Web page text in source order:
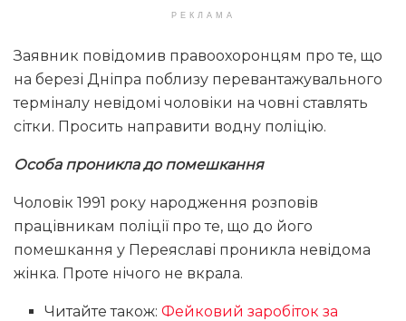
РЕКЛАМА
Заявник повідомив правоохоронцям про те, що
на березі Дніпра поблизу перевантажувального
терміналу невідомі чоловіки на човні ставлять
сітки. Просить направити водну поліцію.
Особа проникла до помешкання
Чоловік 1991 року народження розповів
працівникам поліції про те, що до його
помешкання у Переяславі проникла невідома
жінка. Проте нічого не вкрала.
Читайте також:Фейковий заробіток за